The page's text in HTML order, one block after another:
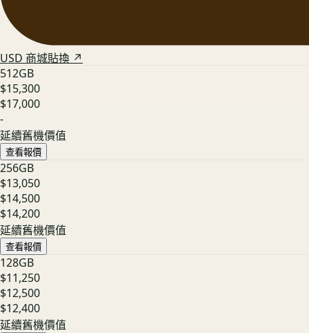
USD 商城貼換 ↗
512GB
$15,300
$17,000
-
延續舊機價值
查看報價
256GB
$13,050
$14,500
$14,200
延續舊機價值
查看報價
128GB
$11,250
$12,500
$12,400
延續舊機價值